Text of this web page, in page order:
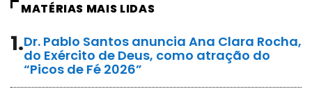
MATÉRIAS MAIS LIDAS
1.Dr. Pablo Santos anuncia Ana Clara Rocha,
do Exército de Deus, como atração do
“Picos de Fé 2026”